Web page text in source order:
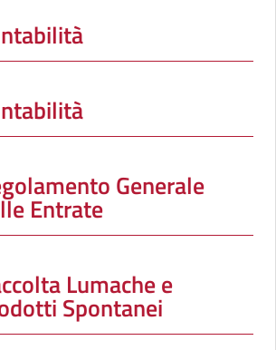
Generale
Entrate
Lumache e
Spontanei